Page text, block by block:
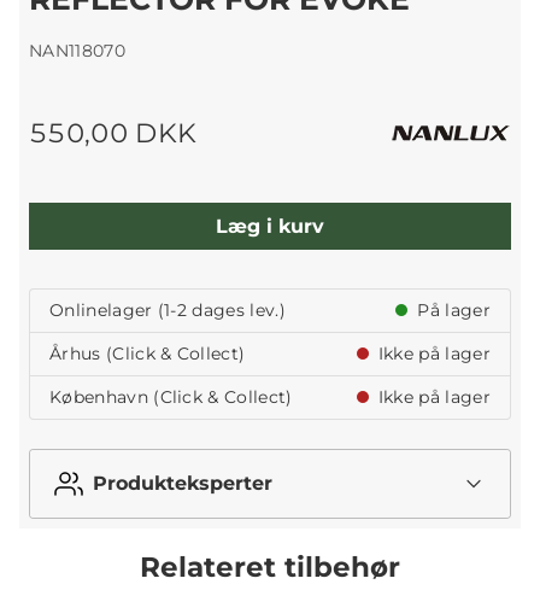
NAN118070
550,00 DKK
Læg i kurv
Onlinelager (1-2 dages lev.)
På lager
Århus (Click & Collect)
Ikke på lager
København (Click & Collect)
Ikke på lager
Produkteksperter
Relateret tilbehør